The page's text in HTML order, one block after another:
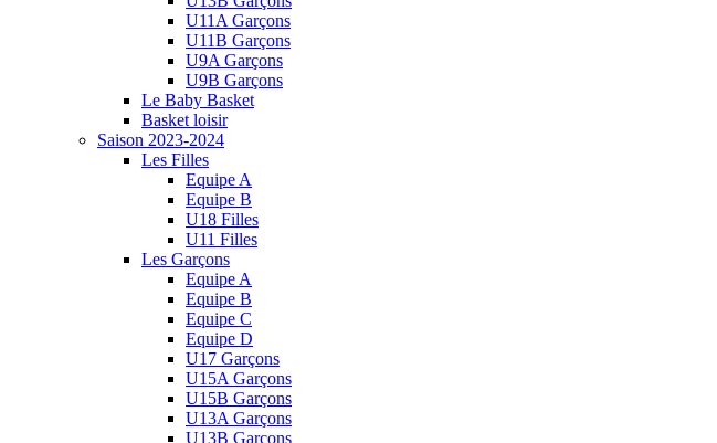
U11A Garçons
U11B Garçons
U9A Garçons
U9B Garçons
Le Baby Basket
Basket loisir
Saison 2023-2024
Les Filles
Equipe A
Equipe B
U18 Filles
U11 Filles
Les Garçons
Equipe A
Equipe B
Equipe C
Equipe D
U17 Garçons
U15A Garçons
U15B Garçons
U13A Garçons
U13B Garçons